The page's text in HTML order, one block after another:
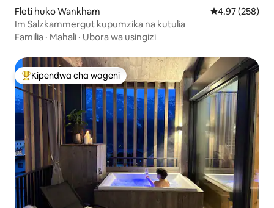
Fleti huko Wankham Ukadiriaji wa
4.97 (258)
Im Salzkammergut kupumzika na kutulia
Familia · Mahali · Ubora wa usingizi
Kipendwa maarufu cha wageni
Kipendwa cha wageni